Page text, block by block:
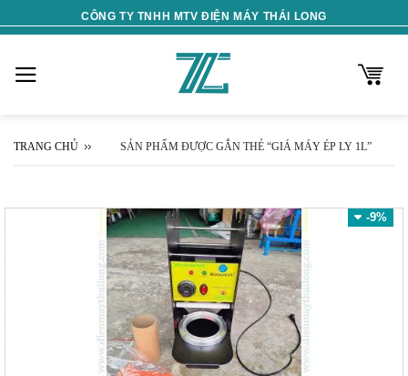
to
CÔNG TY TNHH MTV ĐIỆN MÁY THÁI LONG
TRANG CHỦ SẢN PHẨM ĐƯỢC GẮN THẺ “GIÁ MÁY ÉP LY 1L”
-9%